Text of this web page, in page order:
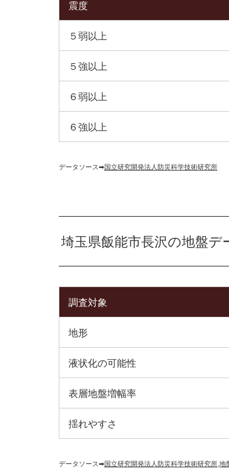
震度
５弱以上
５強以上
６弱以上
６強以上
データソース➡︎国立研究開発法人防災科学技術研究所
埼玉県飯能市長沢の地盤デ
調査対象
地形
液状化の可能性
表層地盤増幅率
揺れやすさ
データソース➡︎国立研究開発法人防災科学技術研究所 地